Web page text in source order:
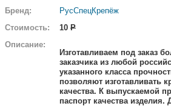
Бренд:
РусСпецКрепёж
Стоимость:
10 Р
Описание:
Изготавливаем под заказ
заказчика из любой
указанного класса
позволяют изготавливать
качества. К выпускаемой
паспорт качества изделия.